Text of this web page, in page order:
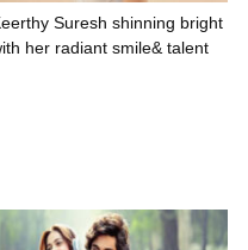
Suresh shinning bright
her radiant smile& talent